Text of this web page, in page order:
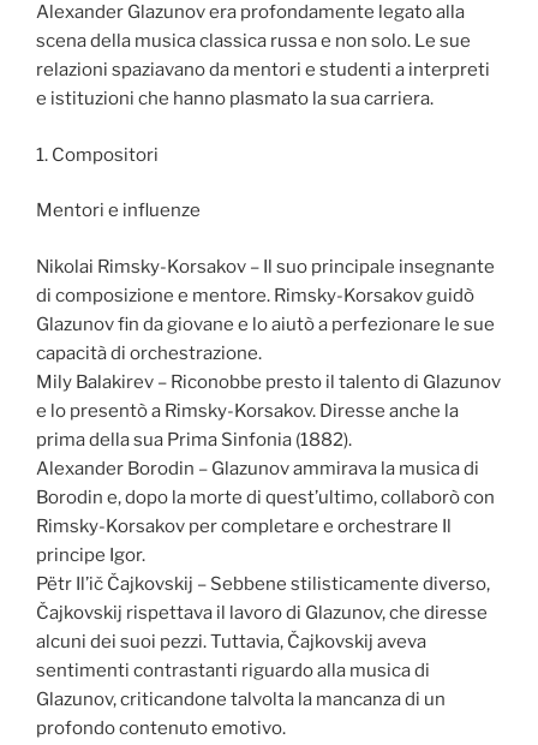
Alexander Glazunov era profondamente legato alla
scena della musica classica russa e non solo. Le sue
relazioni spaziavano da mentori e studenti a interpreti
e istituzioni che hanno plasmato la sua carriera.
1. Compositori
Mentori e influenze
Nikolai Rimsky-Korsakov – Il suo principale insegnante
di composizione e mentore. Rimsky-Korsakov guidò
Glazunov fin da giovane e lo aiutò a perfezionare le sue
capacità di orchestrazione.
Mily Balakirev – Riconobbe presto il talento di Glazunov
e lo presentò a Rimsky-Korsakov. Diresse anche la
prima della sua Prima Sinfonia (1882).
Alexander Borodin – Glazunov ammirava la musica di
Borodin e, dopo la morte di quest’ultimo, collaborò con
Rimsky-Korsakov per completare e orchestrare Il
principe Igor.
Pëtr Il’ič Čajkovskij – Sebbene stilisticamente diverso,
Čajkovskij rispettava il lavoro di Glazunov, che diresse
alcuni dei suoi pezzi. Tuttavia, Čajkovskij aveva
sentimenti contrastanti riguardo alla musica di
Glazunov, criticandone talvolta la mancanza di un
profondo contenuto emotivo.